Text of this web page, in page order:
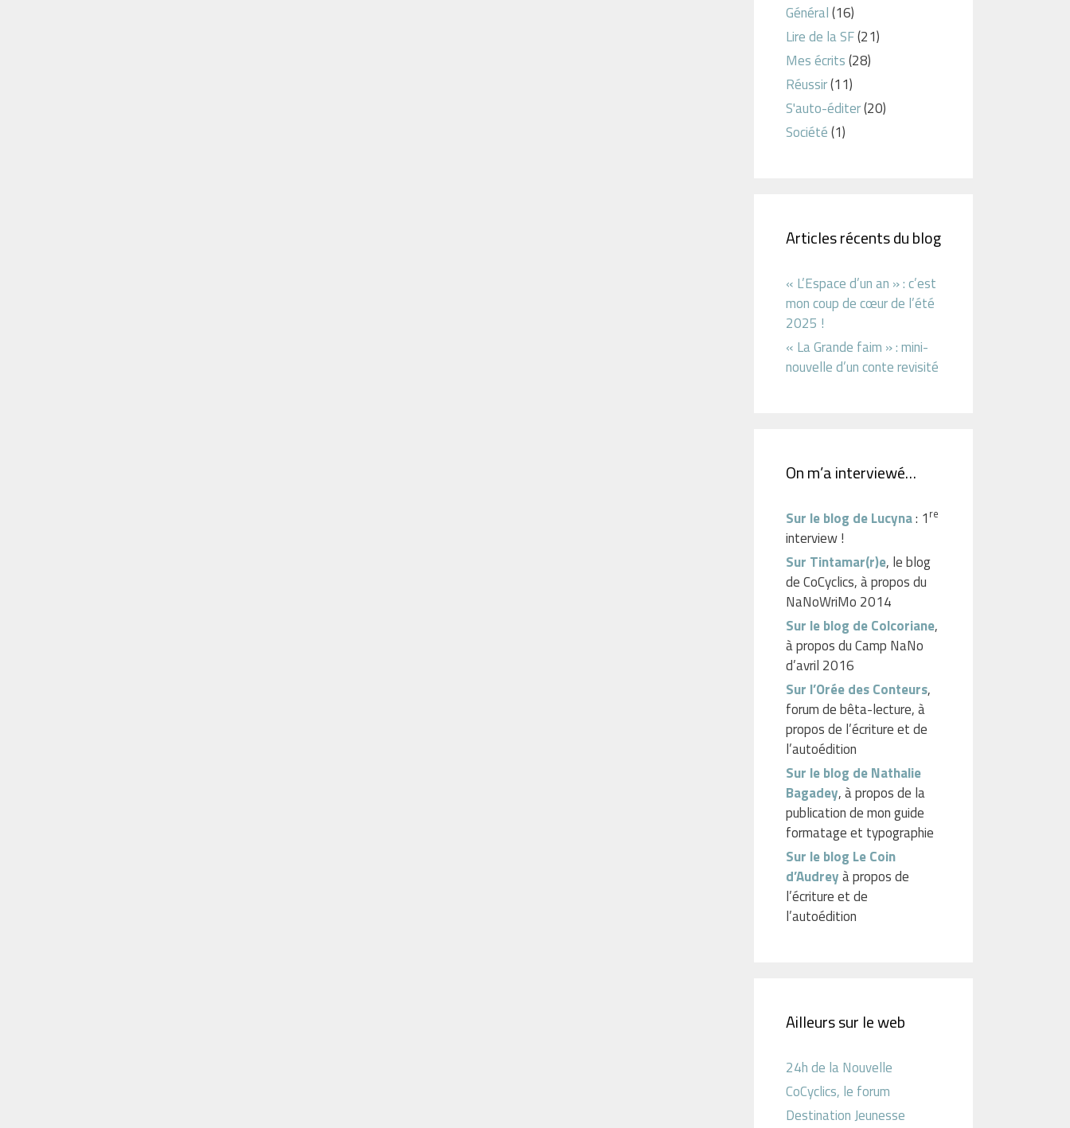
Général(16)
Lire de la SF(21)
Mes écrits(28)
Réussir(11)
S'auto-éditer(20)
Société(1)
Articles récents du blog
« L’Espace d’un an » : c’est
mon coup de cœur de l’été
2025 !
« La Grande faim » : mini-
nouvelle d’un conte revisité
On m’a interviewé…
Sur le blog de Lucyna: 1 re
interview !
Sur Tintamar(r)e, le blog
de CoCyclics, à propos du
NaNoWriMo 2014
Sur le blog de Colcoriane,
à propos du Camp NaNo
d’avril 2016
Sur l’Orée des Conteurs,
forum de bêta-lecture, à
propos de l’écriture et de
l’autoédition
Sur le blog de Nathalie
Bagadey, à propos de la
publication de mon guide
formatage et typographie
Sur le blog Le Coin
d’Audreyà propos de
l’écriture et de
l’autoédition
Ailleurs sur le web
24h de la Nouvelle
CoCyclics, le forum
Destination Jeunesse